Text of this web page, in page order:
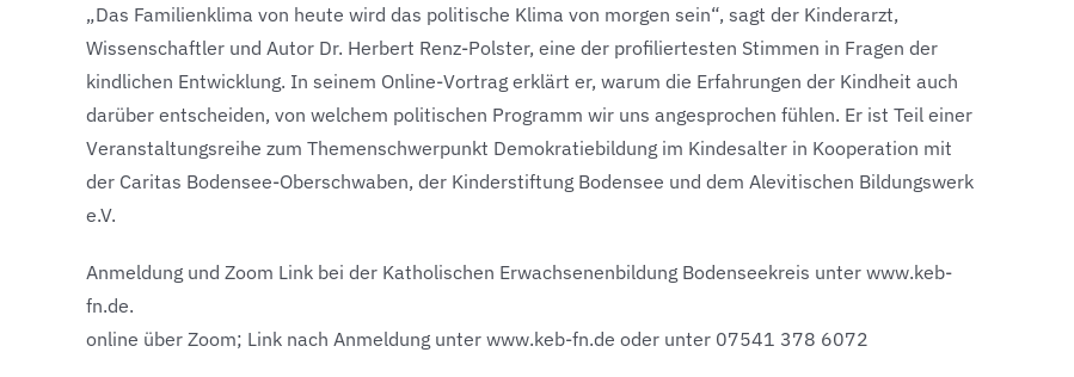
„Das Familienklima von heute wird das politische Klima von morgen sein“, sagt der Kinderarzt,
Wissenschaftler und Autor Dr. Herbert Renz-Polster, eine der profiliertesten Stimmen in Fragen der
kindlichen Entwicklung. In seinem Online-Vortrag erklärt er, warum die Erfahrungen der Kindheit auch
darüber entscheiden, von welchem politischen Programm wir uns angesprochen fühlen. Er ist Teil einer
Veranstaltungsreihe zum Themenschwerpunkt Demokratiebildung im Kindesalter in Kooperation mit
der Caritas Bodensee-Oberschwaben, der Kinderstiftung Bodensee und dem Alevitischen Bildungswerk
e.V.
Anmeldung und Zoom Link bei der Katholischen Erwachsenenbildung Bodenseekreis unter www.keb-
fn.de.
online über Zoom; Link nach Anmeldung unter www.keb-fn.de oder unter 07541 378 6072